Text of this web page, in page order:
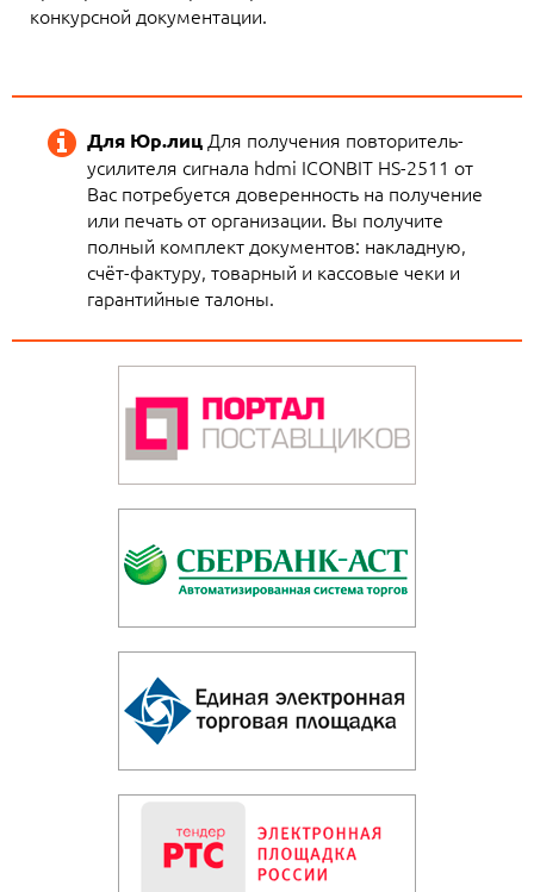
конкурсной документации.
Для Юр.лицДля получения повторитель-
усилителя сигнала hdmi ICONBIT HS-2511 от
Вас потребуется доверенность на получение
или печать от организации. Вы получите
полный комплект документов: накладную,
счёт-фактуру, товарный и кассовые чеки и
гарантийные талоны.